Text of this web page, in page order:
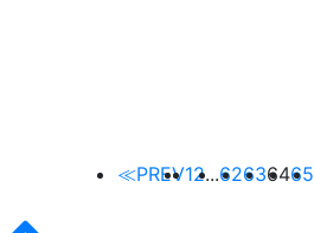
≪PREV12...62636465